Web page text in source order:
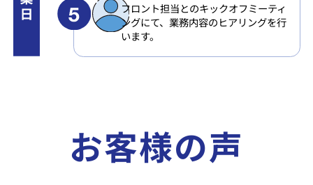
フロント担当とのキックオフミーティ
ングにて、業務内容のヒアリングを行
います。
お客様の声